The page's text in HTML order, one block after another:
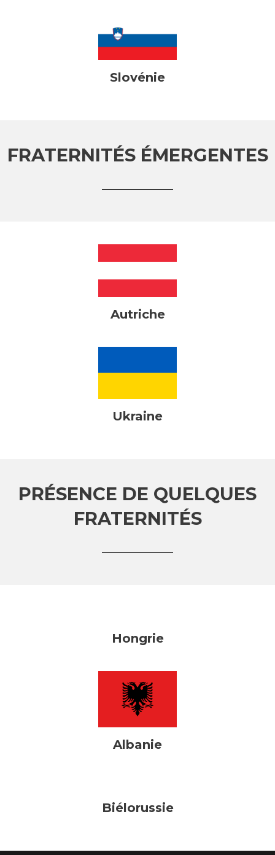
Slovénie
FRATERNITÉS ÉMERGENTES
Autriche
Ukraine
PRÉSENCE DE QUELQUES
FRATERNITÉS
Hongrie
Albanie
Biélorussie